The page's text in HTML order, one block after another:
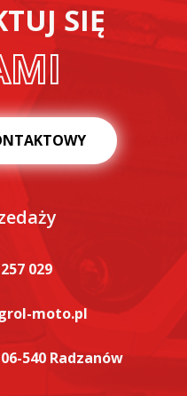
SIĘ
029
moto.pl
540 Radzanów